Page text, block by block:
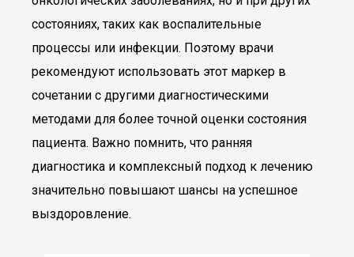
состояниях, таких как воспалительные
процессы или инфекции. Поэтому врачи
рекомендуют использовать этот маркер в
сочетании с другими диагностическими
методами для более точной оценки состояния
пациента. Важно помнить, что ранняя
диагностика и комплексный подход к лечению
значительно повышают шансы на успешное
выздоровление.